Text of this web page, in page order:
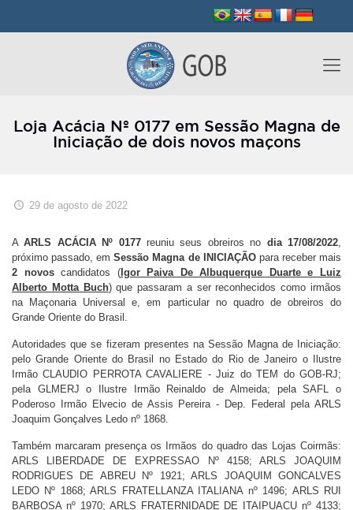
Loja Acácia Nº 0177 em Sessão Magna de
Iniciação de dois novos maçons
29 de agosto de 2022
AARLS ACÁCIA Nº 0177reuniu seus obreiros no dia 17/08/2022,
próximo passado, emSessão Magna de INICIAÇÃO para receber mais
2 novoscandidatos (Igor Paiva De Albuquerque Duarte e Luiz
Alberto Motta Buch) que passaram a ser reconhecidos como irmãos
na Maçonaria Universal e, em particular no quadro de obreiros do
Grande Oriente do Brasil.
Autoridades que se fizeram presentes na Sessão Magna de Iniciação:
pelo Grande Oriente do Brasil no Estado do Rio de Janeiro o Ilustre
Irmão CLAUDIO PERROTA CAVALIERE - Juiz do TEM do GOB-RJ;
pela GLMERJ o Ilustre Irmão Reinaldo de Almeida; pela SAFL o
Poderoso Irmão Elvecio de Assis Pereira - Dep. Federal pela ARLS
Joaquim Gonçalves Ledo nº 1868.
Também marcaram presença os Irmãos do quadro das Lojas Coirmãs:
ARLS LIBERDADE DE EXPRESSAO Nº 4158; ARLS JOAQUIM
RODRIGUES DE ABREU Nº 1921; ARLS JOAQUIM GONCALVES
LEDO Nº 1868; ARLS FRATELLANZA ITALIANA nº 1496; ARLS RUI
BARBOSA nº 1970; ARLS FRATERNIDADE DE ITAIPUACU nº 4133;